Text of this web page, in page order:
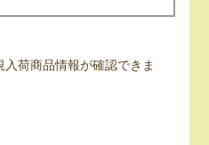
荷商品情報が確認できま